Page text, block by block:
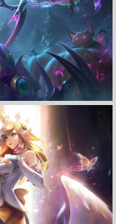
4K游戏高清图片
立 即 下 载
收 藏